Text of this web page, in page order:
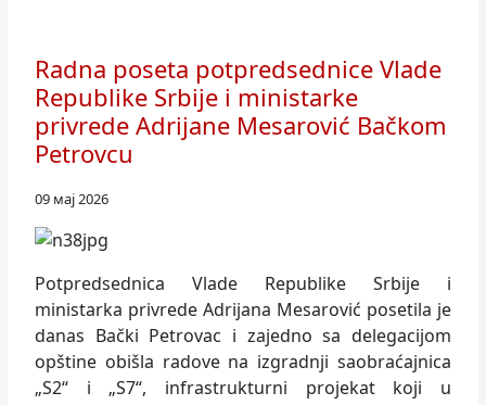
Radna poseta potpredsednice Vlade
Republike Srbije i ministarke
privrede Adrijane Mesarović Bačkom
Petrovcu
09 мај 2026
Potpredsednica Vlade Republike Srbije i
ministarka privrede Adrijana Mesarović posetila je
danas Bački Petrovac i zajedno sa delegacijom
opštine obišla radove na izgradnji saobraćajnica
„S2“ i „S7“, infrastrukturni projekat koji u